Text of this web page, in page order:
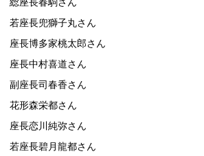
若座長兜獅子丸さん
座長博多家桃太郎さん
座長中村喜道さん
副座長司春香さん
花形森栄都さん
座長恋川純弥さん
若座長碧月龍都さん